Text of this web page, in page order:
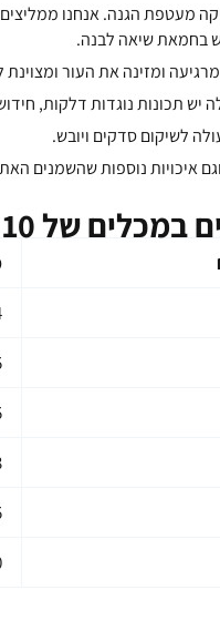
מעטפת הגנה. אנחנו
בחמאת שיאה לבנה.
ומזינה את העור ומצוינת
יש תכונות נוגדות דלקות,
לשיקום סדקים ויובש.
איכויות נוספות שהשמנים